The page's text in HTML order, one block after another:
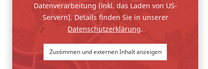
Datenverarbeitung (inkl. das Laden von US-
Servern). Details finden Sie in unserer
Datenschutzerklärung.
Zustimmen und externen Inhalt anzeigen